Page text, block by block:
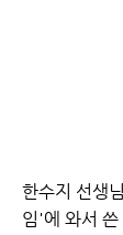
한수지 선생
임'에 와서 쓴